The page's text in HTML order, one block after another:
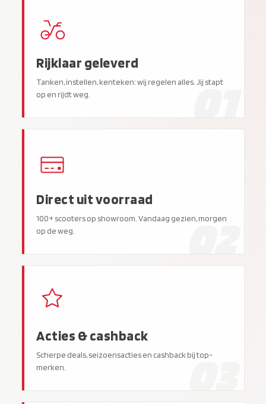
Rijklaar geleverd
Tanken, instellen, kenteken: wij regelen alles. Jij stapt
op en rijdt weg.
01
Direct uit voorraad
100+ scooters op showroom. Vandaag gezien, morgen
op de weg.
02
Acties & cashback
Scherpe deals, seizoensacties en cashback bij top-
merken.
03